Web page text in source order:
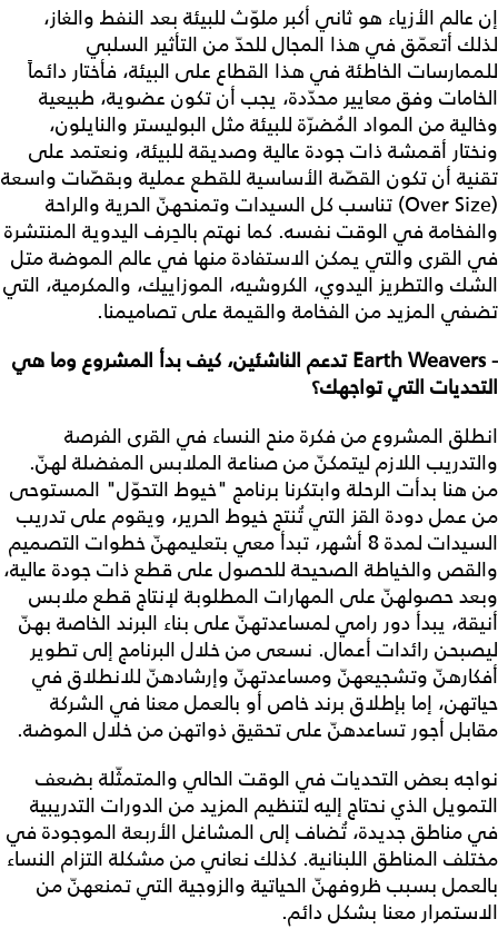
إن عالم الأزياء هو ثاني أكبر ملوّث للبيئة بعد النفط والغاز،
لذلك أتعمّق في هذا المجال للحدّ من التأثير السلبي
للممارسات الخاطئة في هذا القطاع على البيئة، فأختار دائماً
الخامات وفق معايير محدّدة، يجب أن تكون عضوية، طبيعية
وخالية من المواد المُضرّة للبيئة مثل البوليستر والنايلون،
ونختار أقمشة ذات جودة عالية وصديقة للبيئة، ونعتمد على
تقنية أن تكون القصّة الأساسية للقطع عملية وبقصّات واسعة
(Over Size) تناسب كل السيدات وتمنحهنّ الحرية والراحة
والفخامة في الوقت نفسه. كما نهتم بالحِرف اليدوية المنتشرة
في القرى والتي يمكن الاستفادة منها في عالم الموضة متل
الشك والتطريز اليدوي، الكروشيه، الموزاييك، والمكرمية، التي
تضفي المزيد من الفخامة والقيمة على تصاميمنا.
- Earth Weavers تدعم الناشئين، كيف بدأ المشروع وما هي
التحديات التي تواجهك؟
انطلق المشروع من فكرة منح النساء في القرى الفرصة
والتدريب اللازم ليتمكنّ من صناعة الملابس المفضلة لهنّ.
من هنا بدأت الرحلة وابتكرنا برنامج "خيوط التحوّل" المستوحى
من عمل دودة القز التي تُنتج خيوط الحرير، ويقوم على تدريب
السيدات لمدة 8 أشهر، تبدأ معي بتعليمهنّ خطوات التصميم
والقص والخياطة الصحيحة للحصول على قطع ذات جودة عالية،
وبعد حصولهنّ على المهارات المطلوبة لإنتاج قطع ملابس
أنيقة، يبدأ دور رامي لمساعدتهنّ على بناء البرند الخاصة بهنّ
ليصبحن رائدات أعمال. نسعى من خلال البرنامج إلى تطوير
أفكارهنّ وتشجيعهنّ ومساعدتهنّ وإرشادهنّ للانطلاق في
حياتهن، إما بإطلاق برند خاص أو بالعمل معنا في الشركة
مقابل أجور تساعدهنّ على تحقيق ذواتهن من خلال الموضة.
نواجه بعض التحديات في الوقت الحالي والمتمثّلة بضعف
التمويل الذي نحتاج إليه لتنظيم المزيد من الدورات التدريبية
في مناطق جديدة، تُضاف إلى المشاغل الأربعة الموجودة في
مختلف المناطق اللبنانية. كذلك نعاني من مشكلة التزام النساء
بالعمل بسبب ظروفهنّ الحياتية والزوجية التي تمنعهنّ من
الاستمرار معنا بشكل دائم.